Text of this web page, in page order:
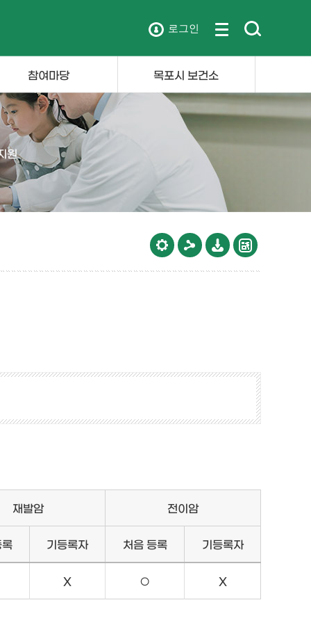
로그인
참여마당 목포시 보건소
원
재발암 전이암
록 기등록자 처음 등록 기등록자
X ○ X